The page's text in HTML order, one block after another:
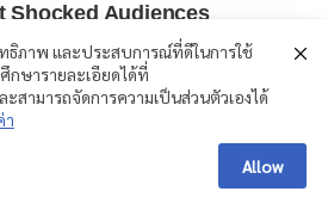
ภาพ และประสบการณ์ที่ดีในการใช้
กษารายละเอียดได้ที่
ะสามารถจัดการความเป็นส่วนตัวเองได้
า
Allow